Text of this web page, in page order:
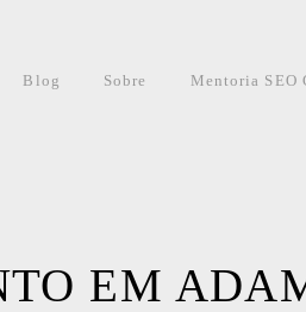
Blog Sobre Mentoria SEO
EM